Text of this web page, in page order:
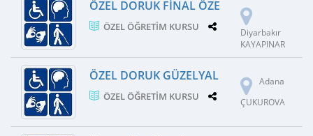
ÖZEL DORUK FINAL ÖZEL ÖĞRETIM
ÖZEL ÖĞRETIM KURSU 1 ŞUBEDiyarbakır
KAYAPINAR
ÖZEL DORUK GÜZELYALI ÖZEL ÖĞRETIM
ÖZEL ÖĞRETIM KURSU 1 ŞUBE
Adana
ÇUKUROVA